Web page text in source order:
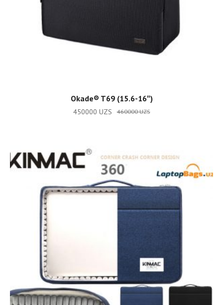
ADD TO CART
Okade®️ T69 (15.6-16″)
460000UZS
450000 UZS